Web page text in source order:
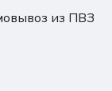
из ПВЗ